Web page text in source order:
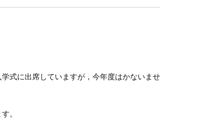
式に出席していますが，今年度はかないませ
。